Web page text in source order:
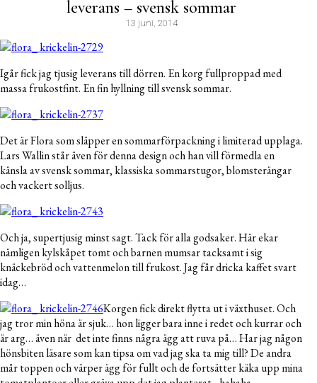
leverans – svensk sommar
13 juni, 2014
Igår fick jag tjusig leverans till dörren. En korg fullproppad med
massa frukostfint. En fin hyllning till svensk sommar.
Det är Flora som släpper en sommarförpackning i limiterad upplaga.
Lars Wallin står även för denna design och han vill förmedla en
känsla av svensk sommar, klassiska sommarstugor, blomsterängar
och vackert solljus.
Och ja, supertjusig minst sagt. Tack för alla godsaker. Här ekar
nämligen kylskåpet tomt och barnen mumsar tacksamt i sig
knäckebröd och vattenmelon till frukost. Jag får dricka kaffet svart
idag…
Korgen fick direkt flytta ut i växthuset. Och
jag tror min höna är sjuk… hon ligger bara inne i redet och kurrar och
är arg… även när det inte finns några ägg att ruva på… Har jag någon
hönsbiten läsare som kan tipsa om vad jag ska ta mig till? De andra
mår toppen och värper ägg för fullt och de fortsätter käka upp mina